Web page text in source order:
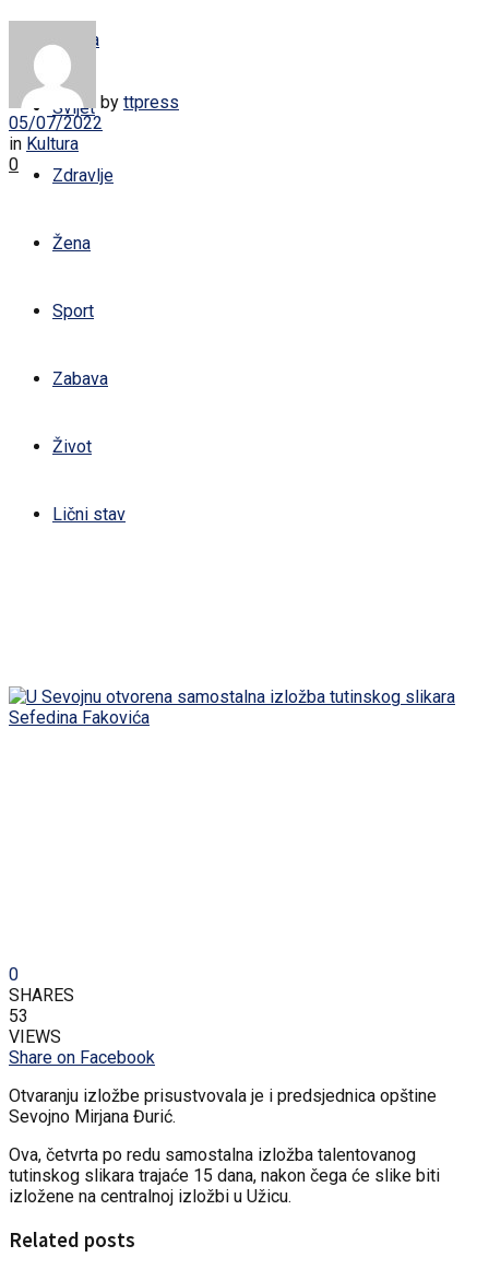
Regija
Svijet
Zdravlje
Žena
Sport
Zabava
Život
Lični stav
by ttpress
05/07/2022
in Kultura
0
0
SHARES
53
VIEWS
Share on Facebook
Otvaranju izložbe prisustvovala je i predsjednica opštine
Sevojno Mirjana Đurić.
Ova, četvrta po redu samostalna izložba talentovanog
tutinskog slikara trajaće 15 dana, nakon čega će slike biti
izložene na centralnoj izložbi u Užicu.
Related posts